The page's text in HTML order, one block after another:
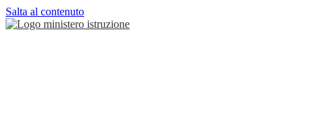
Salta al contenuto